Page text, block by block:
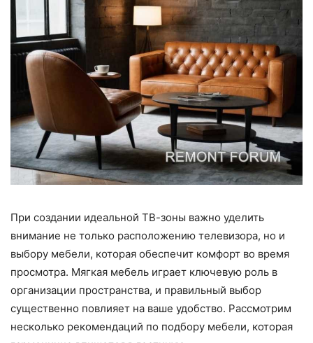
При создании идеальной ТВ-зоны важно уделить
внимание не только расположению телевизора, но и
выбору мебели, которая обеспечит комфорт во время
просмотра. Мягкая мебель играет ключевую роль в
организации пространства, и правильный выбор
существенно повлияет на ваше удобство. Рассмотрим
несколько рекомендаций по подбору мебели, которая